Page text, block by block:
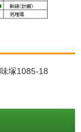
塚1085-18